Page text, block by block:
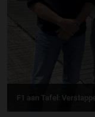
F1 aan Tafel: